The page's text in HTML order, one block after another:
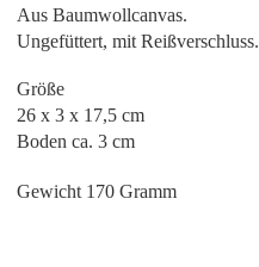
Aus Baumwollcanvas.
Ungefüttert, mit Reißverschluss.
Größe
26 x 3 x 17,5 cm
Boden ca. 3 cm
Gewicht 170 Gramm